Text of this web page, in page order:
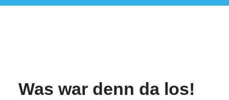
Was war denn da los!